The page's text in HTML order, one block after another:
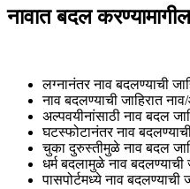
नावात बदल
लग्नानंतर नाव बदलण्याची
नाव बदलण्याची जाहिरात
अल्पवयीनांसाठी नाव बदल
घटस्फोटानंतर नाव
चुका दुरुस्तीमुळे नाव बदल
धर्म बदलामुळे नाव बदलण्याची
पासपोर्टमध्ये नाव बदलण्याची